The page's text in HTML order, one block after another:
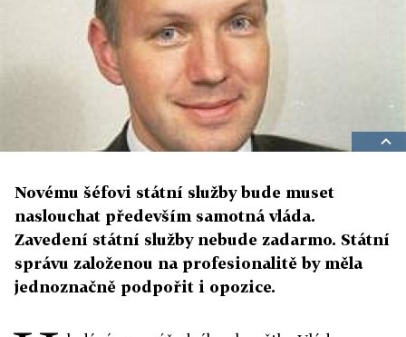
Novému šéfovi státní služby bude muset
naslouchat především samotná vláda.
Zavedení státní služby nebude zadarmo. Státní
správu založenou na profesionalitě by měla
jednoznačně podpořit i opozice.